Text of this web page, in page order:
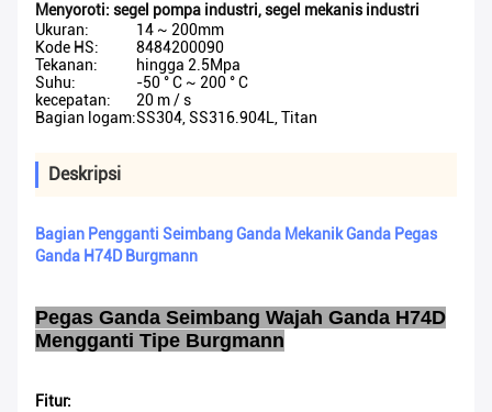
Menyoroti: segel pompa industri,segel mekanis industri
Ukuran:
14 ~ 200mm
Kode HS:
8484200090
Tekanan:
hingga 2.5Mpa
Suhu:
-50 ° C ~ 200 ° C
kecepatan:
20 m / s
Bagian logam:SS304, SS316.904L, Titan
Deskripsi
Bagian Pengganti Seimbang Ganda Mekanik Ganda Pegas
Ganda H74D Burgmann
Pegas Ganda Seimbang Wajah Ganda H74D
Mengganti Tipe Burgmann
Fitur: